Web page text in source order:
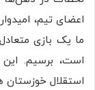
اعضای تیم،
است، برسیم.
استقلال خوزستان